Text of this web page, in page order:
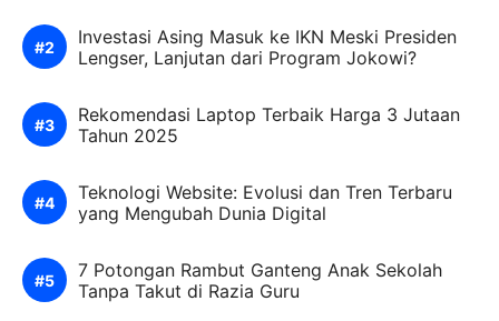
Investasi Asing Masuk ke IKN Meski Presiden
Lengser, Lanjutan dari Program Jokowi?
Rekomendasi Laptop Terbaik Harga 3 Jutaan
Tahun 2025
Teknologi Website: Evolusi dan Tren Terbaru
yang Mengubah Dunia Digital
7 Potongan Rambut Ganteng Anak Sekolah
Tanpa Takut di Razia Guru